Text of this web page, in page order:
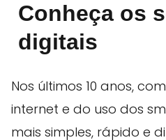
Conheça os
digitais
Nos últimos 10 anos,
internet e do uso dos
mais simples, rápido e